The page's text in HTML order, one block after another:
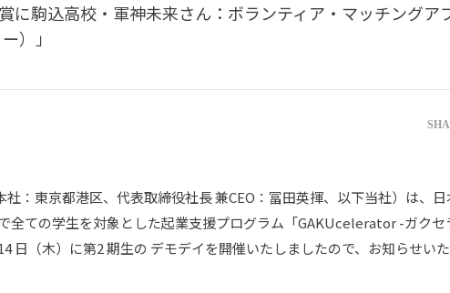
に駒込高校・軍神未来さん：ボランティア・マッチングア
）」
社：東京都港区、代表取締役社長 兼CEO：冨田英揮、以下当社）は、
全ての学生を対象とした起業支援プログラム「GAKUcelerator -ガクセ
日（木）に第2 期生の デモデイを開催いたしましたので、お知らせいた